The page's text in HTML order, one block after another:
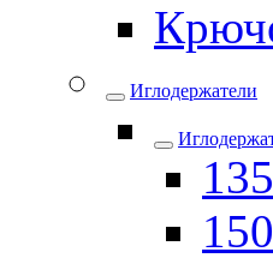
Иглодержатели